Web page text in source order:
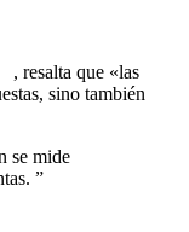
, resalta que «las
sino también
se mide
”